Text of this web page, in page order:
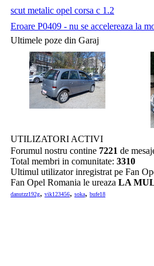
scut metalic opel corsa c 1.2
Eroare P0409 - nu se accelereaza la
Ultimele poze din Garaj
UTILIZATORI ACTIVI
Forumul nostru contine 7221 de
Total membri in comunitate: 3310
Ultimul utilizator inregistrat pe Fan
Fan Opel Romania le ureaza LA
danutzz192g, vik123456, soka, bufe18